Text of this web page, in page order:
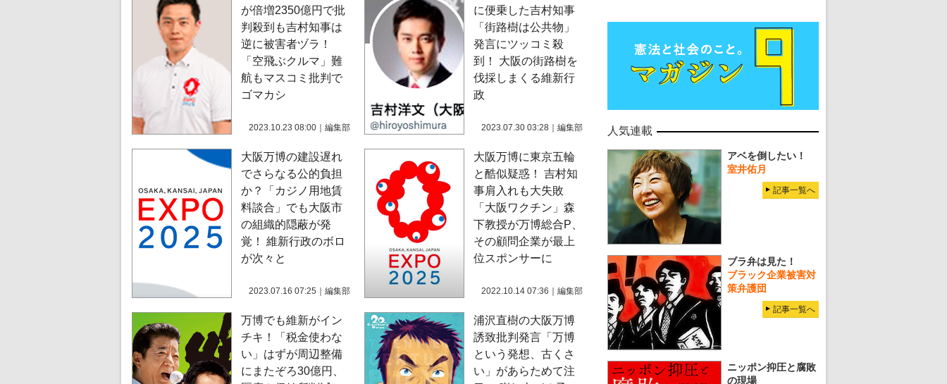
が倍増2350億円で批
判殺到も吉村知事は
逆に被害者ヅラ！
「空飛ぶクルマ」難
航もマスコミ批判で
ゴマカシ
2023.10.23 08:00 編集部
に便乗した吉村知事
「街路樹は公共物」
発言にツッコミ殺
到！ 大阪の街路樹を
伐採しまくる維新行
政
2023.07.30 03:28 編集部
大阪万博の建設遅れ
でさらなる公的負担
か？「カジノ用地賃
料談合」でも大阪市
の組織的隠蔽が発
覚！ 維新行政のボロ
が次々と
2023.07.16 07:25 編集部
大阪万博に東京五輪
と酷似疑惑！ 吉村知
事肩入れも大失敗
「大阪ワクチン」森
下教授が万博総合P、
その顧問企業が最上
位スポンサーに
2022.10.14 07:36 編集部
万博でも維新がイン
チキ！「税金使わな
い」はずが周辺整備
にまたぞろ30億円、
浦沢直樹の大阪万博
誘致批判発言「万博
という発想、古くさ
い」があらためて注
人気連載
アベを倒したい！
室井佑月
記事一覧へ
ブラ弁は見た！
ブラック企業被害対
策弁護団
記事一覧へ
ニッポン抑圧と腐敗
の現場